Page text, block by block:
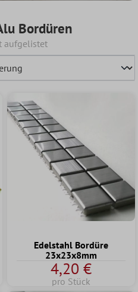
Bordüren
aufgelistet
Edelstahl Bordüre
23x23x8mm
4,20 €
pro Stück